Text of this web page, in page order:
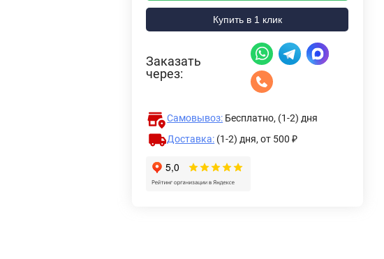
Купить в 1 клик
Заказать
через:
Самовывоз: Бесплатно, (1-2) дня
Доставка: (1-2) дня,от 500 ₽